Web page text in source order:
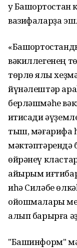
уҡ
вазифаларҙа
вәкиллегенең
төрлө яҡлы
йүнәлештәр
берләшмәһе
иҡтисади
тыш, мәғарифҡа
мәктәптәрендә
өйрәнеү
айырым
иһә Силәбе
ойошмалары
алып барырға
"Башинформ"